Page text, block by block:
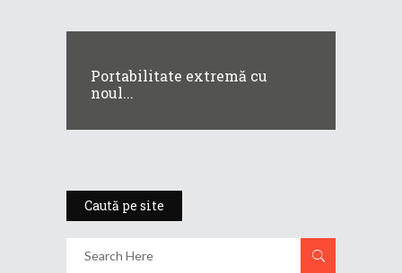
Portabilitate extremă cu
noul...
Caută pe site